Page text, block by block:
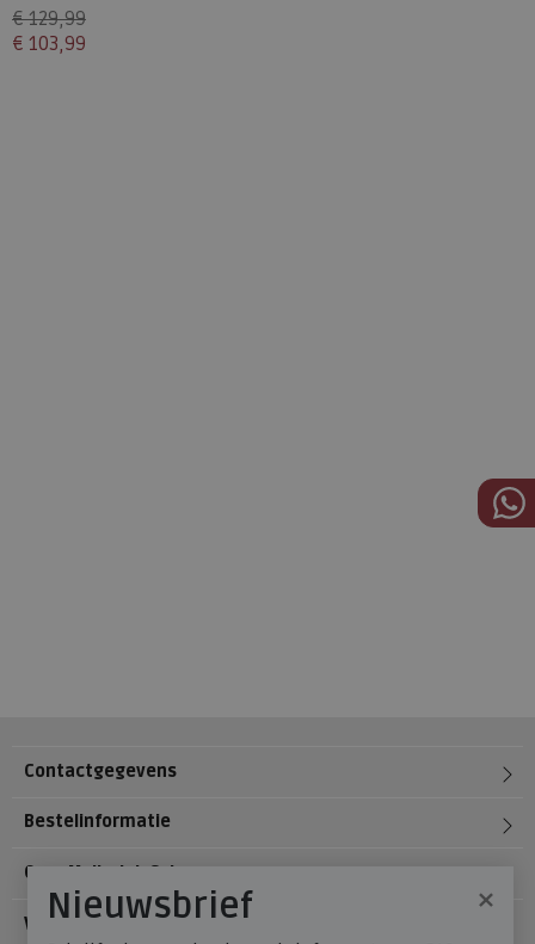
€ 129,99
€ 103,99
Contactgegevens
Bestelinformatie
Over Meijerink Schoenen
Voetzorg
×
Nieuwsbrief